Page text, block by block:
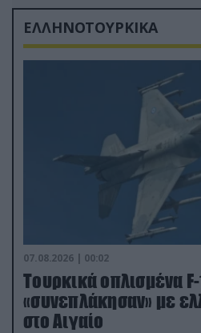
ΕΛΛΗΝΟΤΟΥΡΚΙΚΑ
07.08.2026 | 00:02
Τουρκικά οπλισμένα
«συνεπλάκησαν» με
στο Αιγαίο